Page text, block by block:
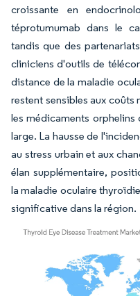
croissante en
téprotumumab dans le
tandis que des
cliniciens d'outils de
distance de la maladie
restent sensibles aux
les médicaments
large. La hausse de
au stress urbain et aux
élan supplémentaire,
la maladie oculaire
significative dans la région.